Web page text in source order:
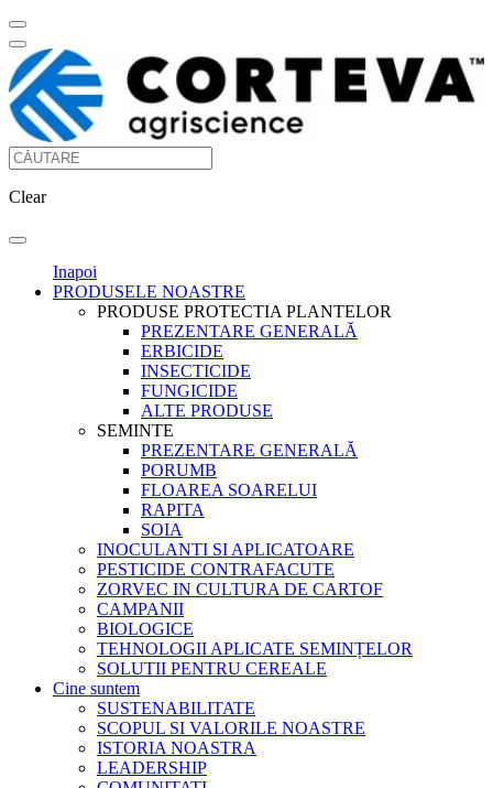
Clear
Inapoi
PRODUSELE NOASTRE
PRODUSE PROTECTIA PLANTELOR
PREZENTARE GENERALĂ
ERBICIDE
INSECTICIDE
FUNGICIDE
ALTE PRODUSE
SEMINTE
PREZENTARE GENERALĂ
PORUMB
FLOAREA SOARELUI
RAPITA
SOIA
INOCULANTI SI APLICATOARE
PESTICIDE CONTRAFACUTE
ZORVEC IN CULTURA DE CARTOF
CAMPANII
BIOLOGICE
TEHNOLOGII APLICATE SEMINȚELOR
SOLUTII PENTRU CEREALE
Cine suntem
SUSTENABILITATE
SCOPUL SI VALORILE NOASTRE
ISTORIA NOASTRA
LEADERSHIP